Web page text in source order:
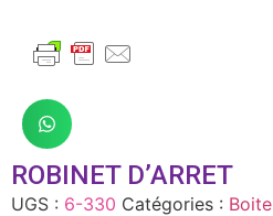
ROBINET D’ARRET
UGS : 6-330 Catégories :